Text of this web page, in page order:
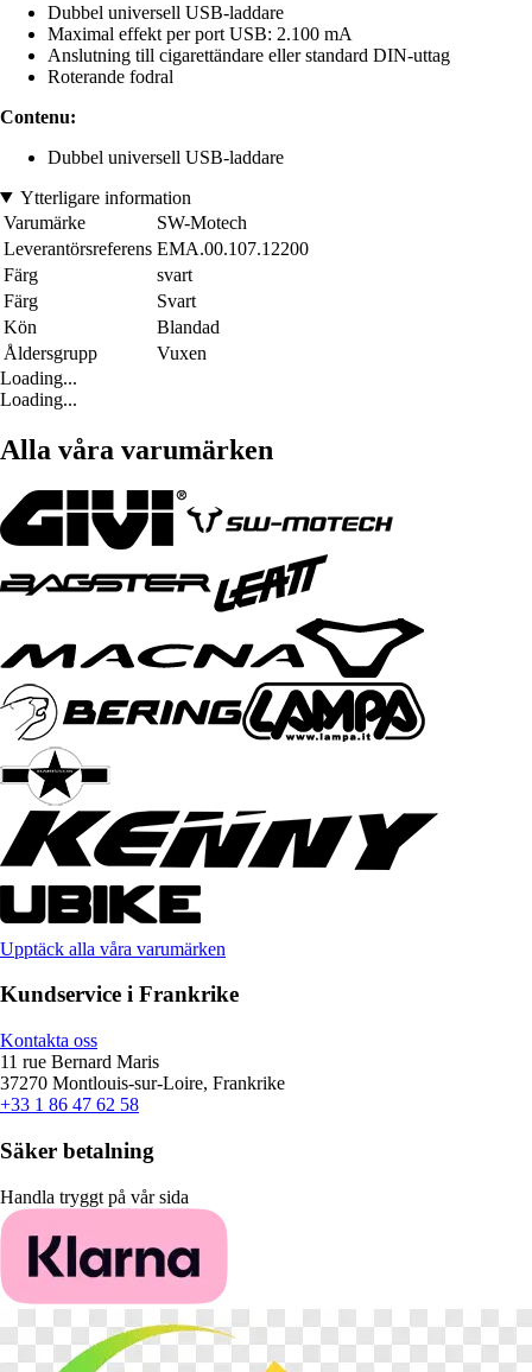
Dubbel universell USB-laddare
Maximal effekt per port USB: 2.100 mA
Anslutning till cigarettändare eller standard DIN-uttag
Roterande fodral
Contenu:
Dubbel universell USB-laddare
Ytterligare information
Varumärke
SW-Motech
Leverantörsreferens EMA.00.107.12200
Färg
svart
Färg
Svart
Kön
Blandad
Åldersgrupp
Vuxen
Loading...
Loading...
Alla våra varumärken
Upptäck alla våra varumärken
Kundservice i Frankrike
Kontakta oss
11 rue Bernard Maris
37270 Montlouis-sur-Loire, Frankrike
+33 1 86 47 62 58
Säker betalning
Handla tryggt på vår sida